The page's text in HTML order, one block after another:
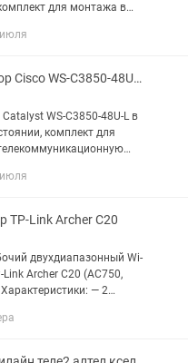
для монтажа в
WS-C3850-48U-L — это
Коммутатор Cisco WS-C3850-48U-L, 48x1GE, UPOE 1900 Watt, LAN Base
WS-C3850-48U-L в
комплект для
L — управляемый
TP-Link Archer C20
двухдиапазонный Wi-
Link Archer C20 (AC750,
733 Мбит/с — 4 порта LAN